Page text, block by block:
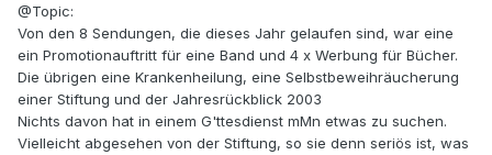
@Topic:
Von den 8 Sendungen, die dieses Jahr gelaufen sind, war eine
ein Promotionauftritt für eine Band und 4 x Werbung für Bücher.
Die übrigen eine Krankenheilung, eine Selbstbeweihräucherung
einer Stiftung und der Jahresrückblick 2003
Nichts davon hat in einem G'ttesdienst mMn etwas zu suchen.
Vielleicht abgesehen von der Stiftung, so sie denn seriös ist, was